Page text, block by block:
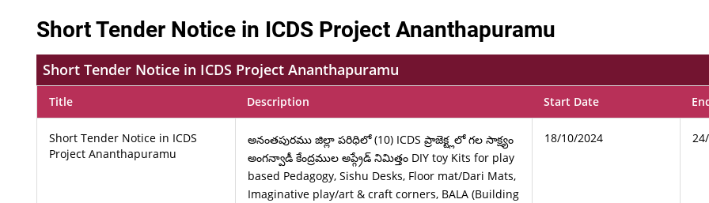
Short Tender Notice in ICDS Project Ananthapuramu
Short Tender Notice in ICDS Project Ananthapuramu
Title Description Start Date
Short Tender Notice in ICDS
Project Ananthapuramu
అనంతపురము జిల్లా పరిధిలో (10) ICDS ప్రాజెక్ట్లలో గల సాక్ష్యం
అంగన్వాడీ కేంద్రముల అప్గ్రేడ్ నిమిత్తం DIY toy Kits for play
based Pedagogy, Sishu Desks, Floor mat/Dari Mats,
Imaginative play/art & craft corners, BALA (Building
18/10/2024